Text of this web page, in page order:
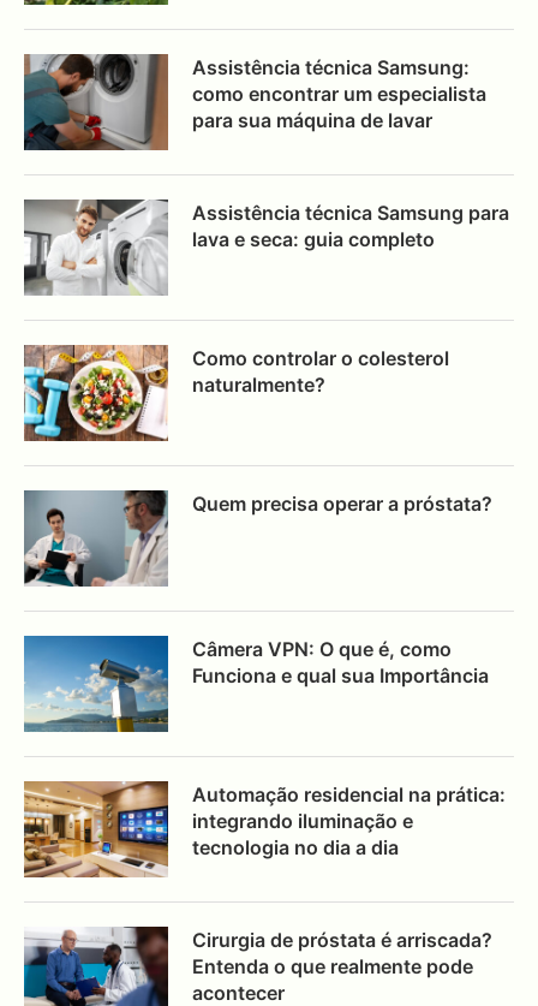
Assistência técnica Samsung:
como encontrar um especialista
para sua máquina de lavar
Assistência técnica Samsung para
lava e seca: guia completo
Como controlar o colesterol
naturalmente?
Quem precisa operar a próstata?
Câmera VPN: O que é, como
Funciona e qual sua Importância
Automação residencial na prática:
integrando iluminação e
tecnologia no dia a dia
Cirurgia de próstata é arriscada?
Entenda o que realmente pode
acontecer